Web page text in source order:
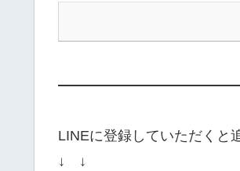
LINEに登録していただくと
↓ ↓